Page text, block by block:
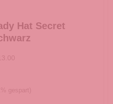
Hat Secret
gespart)